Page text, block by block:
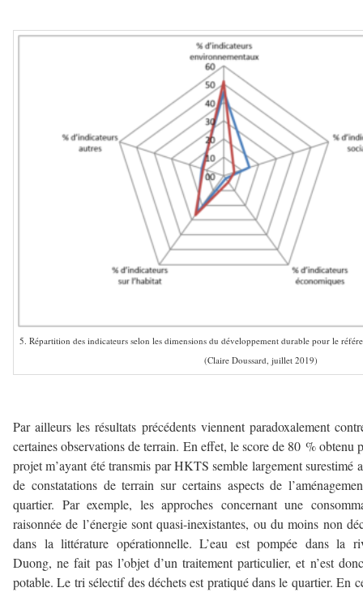
5. Répartition des indicateurs selon les dimensions du développement durable pour le
(Claire Doussard, juillet 2019)
Par ailleurs les résultats précédents viennent paradoxalement
certaines observations de terrain. En effet, le score de 80 % obtenu
projet m’ayant été transmis par HKTS semble largement surestimé
de constatations de terrain sur certains aspects de
quartier. Par exemple, les approches concernant une
raisonnée de l’énergie sont quasi-inexistantes, ou du moins non
dans la littérature opérationnelle. L’eau est pompée dans la
Duong, ne fait pas l’objet d’un traitement particulier, et n’est
potable. Le tri sélectif des déchets est pratiqué dans le quartier. En